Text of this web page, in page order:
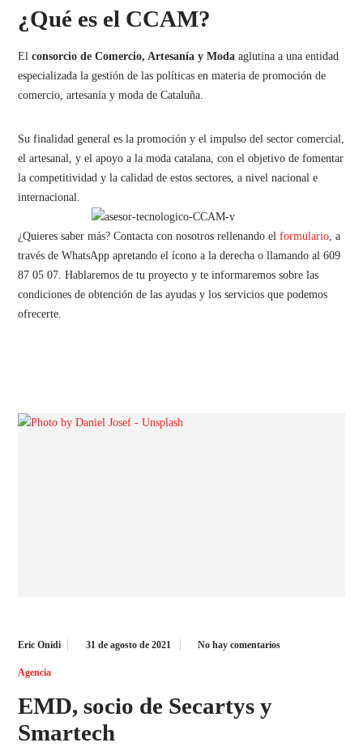
¿Qué es el CCAM?
Elconsorcio de Comercio, Artesanía y Modaaglutina a una entidad
especializada la gestión de las políticas en materia de promoción de
comercio, artesanía y moda de Cataluña.
Su finalidad general es la promoción y el impulso del sector comercial,
el artesanal, y el apoyo a la moda catalana, con el objetivo de fomentar
la competitividad y la calidad de estos sectores, a nivel nacional e
internacional.
¿Quieres saber más? Contacta con nosotros rellenando elformulario, a
través de WhatsApp apretando el ícono a la derecha o llamando al 609
87 05 07. Hablaremos de tu proyecto y te informaremos sobre las
condiciones de obtención de las ayudas y los servicios que podemos
ofrecerte.
Eric Onidi 31 de agosto de 2021 No hay comentarios
Agencia
EMD, socio de Secartys y
Smartech